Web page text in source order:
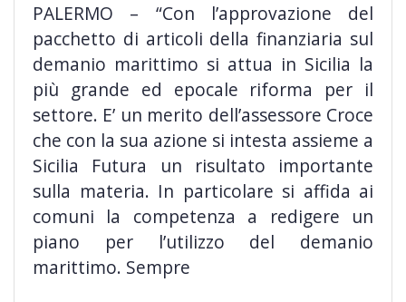
PALERMO – “Con l’approvazione del
pacchetto di articoli della finanziaria sul
demanio marittimo si attua in Sicilia la
più grande ed epocale riforma per il
settore. E’ un merito dell’assessore Croce
che con la sua azione si intesta assieme a
Sicilia Futura un risultato importante
sulla materia. In particolare si affida ai
comuni la competenza a redigere un
piano per l’utilizzo del demanio
marittimo. Sempre